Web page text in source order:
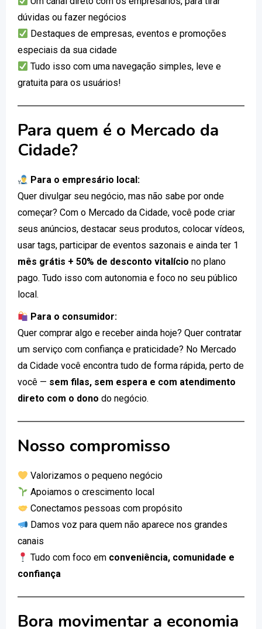
dúvidas ou fazer negócios
Destaques de empresas, eventos e promoções
especiais da sua cidade
Tudo isso com uma navegação simples, leve e
gratuita para os usuários!
Para quem é o Mercado da
Cidade?
Para o empresário local:
Quer divulgar seu negócio, mas não sabe por onde
começar? Com o Mercado da Cidade, você pode criar
seus anúncios, destacar seus produtos, colocar vídeos,
usar tags, participar de eventos sazonais e ainda ter 1
mês grátis + 50% de desconto vitalício no plano
pago. Tudo isso com autonomia e foco no seu público
local.
Para o consumidor:
Quer comprar algo e receber ainda hoje? Quer contratar
um serviço com confiança e praticidade? No Mercado
da Cidade você encontra tudo de forma rápida, perto de
você — sem filas, sem espera e com atendimento
direto com o dono do negócio.
Nosso compromisso
Valorizamos o pequeno negócio
Apoiamos o crescimento local
Conectamos pessoas com propósito
Damos voz para quem não aparece nos grandes
canais
Tudo com foco em conveniência, comunidade e
confiança
Bora movimentar a economia